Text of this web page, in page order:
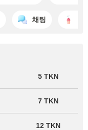
채팅
5 TKN
7 TKN
12 TKN